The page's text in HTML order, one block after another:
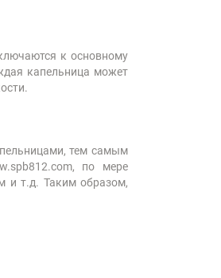
к основному
капельница может
тем самым
по мере
и т.д. Таким образом,